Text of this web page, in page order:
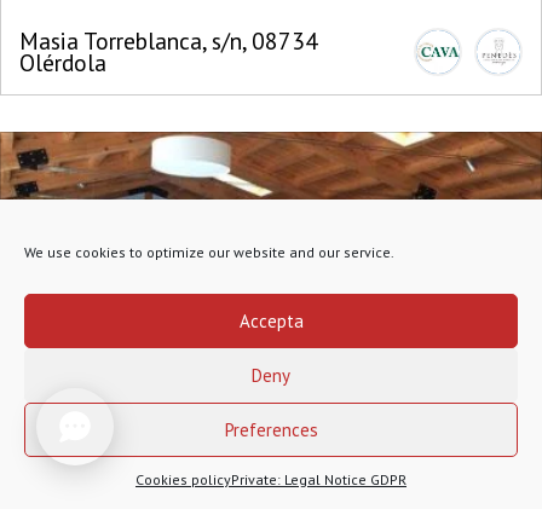
We use cookies to optimize our website and our service.
Accepta
Deny
Preferences
Cookies policyPrivate: Legal Notice GDPR
Masia Torreblanca, s/n, 08734
Olérdola